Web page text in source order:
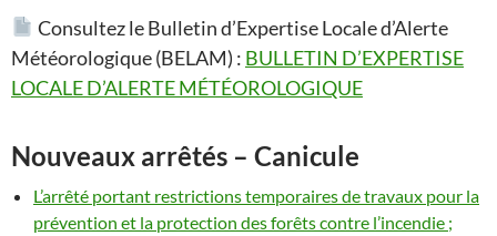
Consultez le Bulletin d’Expertise Locale d’Alerte
Météorologique (BELAM) : BULLETIN D’EXPERTISE
LOCALE D’ALERTE MÉTÉOROLOGIQUE
Nouveaux arrêtés – Canicule
L’arrêté portant restrictions temporaires de travaux pour la
prévention et la protection des forêts contre l’incendie ;